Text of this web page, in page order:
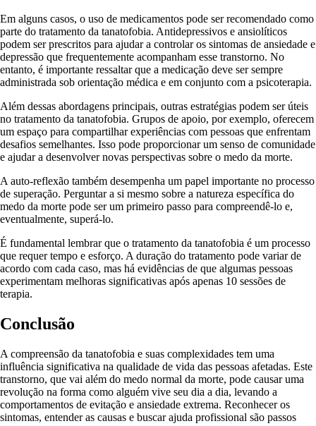
Em alguns casos, o uso de medicamentos pode ser recomendado como
parte do tratamento da tanatofobia. Antidepressivos e ansiolíticos
podem ser prescritos para ajudar a controlar os sintomas de ansiedade e
depressão que frequentemente acompanham esse transtorno. No
entanto, é importante ressaltar que a medicação deve ser sempre
administrada sob orientação médica e em conjunto com a psicoterapia.
Além dessas abordagens principais, outras estratégias podem ser úteis
no tratamento da tanatofobia. Grupos de apoio, por exemplo, oferecem
um espaço para compartilhar experiências com pessoas que enfrentam
desafios semelhantes. Isso pode proporcionar um senso de comunidade
e ajudar a desenvolver novas perspectivas sobre o medo da morte.
A auto-reflexão também desempenha um papel importante no processo
de superação. Perguntar a si mesmo sobre a natureza específica do
medo da morte pode ser um primeiro passo para compreendê-lo e,
eventualmente, superá-lo.
É fundamental lembrar que o tratamento da tanatofobia é um processo
que requer tempo e esforço. A duração do tratamento pode variar de
acordo com cada caso, mas há evidências de que algumas pessoas
experimentam melhoras significativas após apenas 10 sessões de
terapia.
Conclusão
A compreensão da tanatofobia e suas complexidades tem uma
influência significativa na qualidade de vida das pessoas afetadas. Este
transtorno, que vai além do medo normal da morte, pode causar uma
revolução na forma como alguém vive seu dia a dia, levando a
comportamentos de evitação e ansiedade extrema. Reconhecer os
sintomas, entender as causas e buscar ajuda profissional são passos